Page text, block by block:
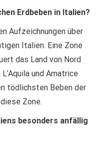
Erdbeben in Italien?
Aufzeichnungen über
Italien. Eine Zone
das Land von Nord
und Amatrice
tödlichsten Beben der
Zone.
besonders anfällig